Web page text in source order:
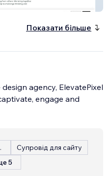
Показати більше
agency, ElevatePixel
engage and
Супровід для сайту
5